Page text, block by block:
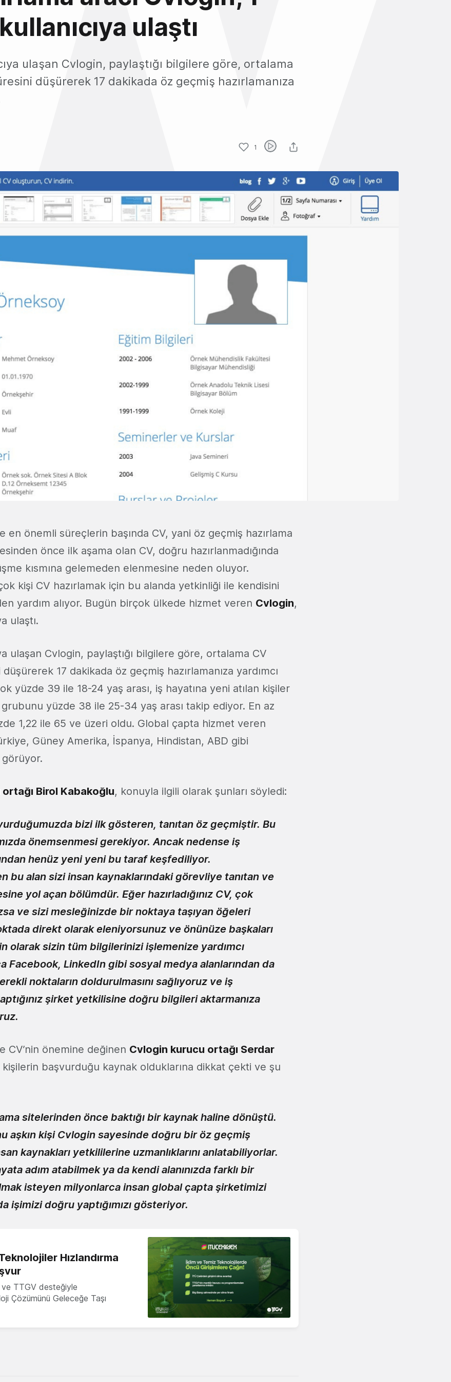
ulaştı
ulaşan Cvlogin, paylaştığı bilgilere göre, ortalama
düşürerek 17 dakikada öz geçmiş hazırlamanıza
1
en önemli süreçlerin başında CV, yani öz geçmiş hazırlama
önce ilk aşama olan CV, doğru hazırlanmadığında
kısmına gelemeden elenmesine neden oluyor.
kişi CV hazırlamak için bu alanda yetkinliği ile kendisini
yardım alıyor. Bugün birçok ülkede hizmet veren Cvlogin,
ulaştı.
ulaşan Cvlogin, paylaştığı bilgilere göre, ortalama CV
17 dakikada öz geçmiş hazırlamanıza yardımcı
yüzde 39 ile 18-24 yaş arası, iş hayatına yeni atılan kişiler
grubunu yüzde 38 ile 25-34 yaş arası takip ediyor. En az
1,22 ile 65 ve üzeri oldu. Global çapta hizmet veren
Güney Amerika, İspanya, Hindistan, ABD gibi
Birol Kabakoğlu, konuyla ilgili olarak şunları söyledi:
bizi ilk gösteren, tanıtan öz geçmiştir. Bu
önemsenmesi gerekiyor. Ancak nedense iş
henüz yeni yeni bu taraf keşfediliyor.
bu alan sizi insan kaynaklarındaki görevliye tanıtan ve
yol açan bölümdür. Eğer hazırladığınız CV, çok
ve sizi mesleğinizde bir noktaya taşıyan öğeleri
direkt olarak eleniyorsunuz ve önünüze başkaları
olarak sizin tüm bilgilerinizi işlemenize yardımcı
Facebook, LinkedIn gibi sosyal medya alanlarından da
noktaların doldurulmasını sağlıyoruz ve iş
şirket yetkilisine doğru bilgileri aktarmanıza
CV’nin önemine değinen Cvlogin kurucu ortağı Serdar
başvurduğu kaynak olduklarına dikkat çekti ve şu
sitelerinden önce baktığı bir kaynak haline dönüştü.
aşkın kişi Cvlogin sayesinde doğru bir öz geçmiş
kaynakları yetkililerine uzmanlıklarını anlatabiliyorlar.
adım atabilmek ya da kendi alanınızda farklı bir
isteyen milyonlarca insan global çapta şirketimizi
işimizi doğru yaptığımızı gösteriyor.
Hızlandırma
TTGV desteğiyle
Çözümünü Geleceğe Taşı